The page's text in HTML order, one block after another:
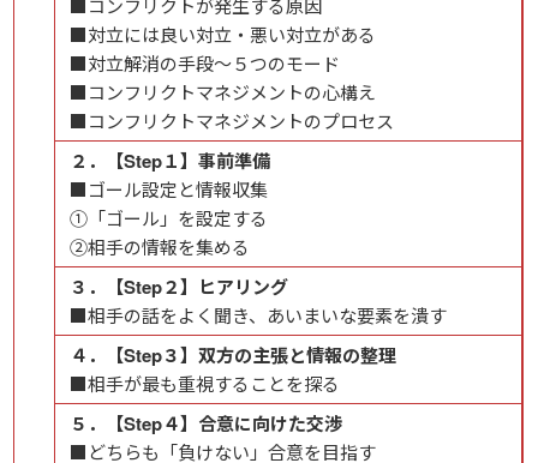
■対立には良い対立・悪い対立がある
■対立解消の手段～５つのモード
■コンフリクトマネジメントの心構え
■コンフリクトマネジメントのプロセス
２．【Step１】事前準備
■ゴール設定と情報収集
①「ゴール」を設定する
②相手の情報を集める
３．【Step２】ヒアリング
■相手の話をよく聞き、あいまいな要素を潰す
４．【Step３】双方の主張と情報の整理
■相手が最も重視することを探る
５．【Step４】合意に向けた交渉
■どちらも「負けない」合意を目指す